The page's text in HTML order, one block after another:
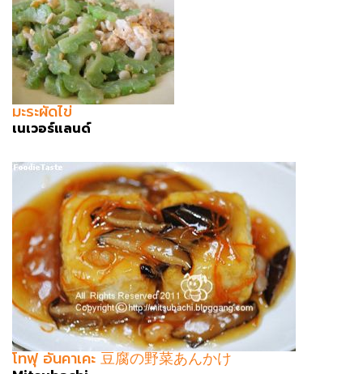
มะระผัดไข่
เนเวอร์แลนด์
โทฟุ อันคาเคะ 豆腐の野菜あんかけ